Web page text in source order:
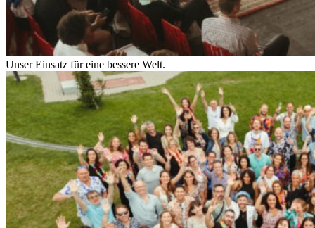
Unser Einsatz für eine bessere Welt.